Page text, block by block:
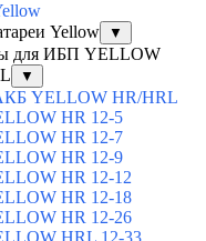
Yellow
▼
для ИБП YELLOW
▼
YELLOW HR/HRL
HR 12-5
HR 12-7
HR 12-9
HR 12-12
HR 12-18
HR 12-26